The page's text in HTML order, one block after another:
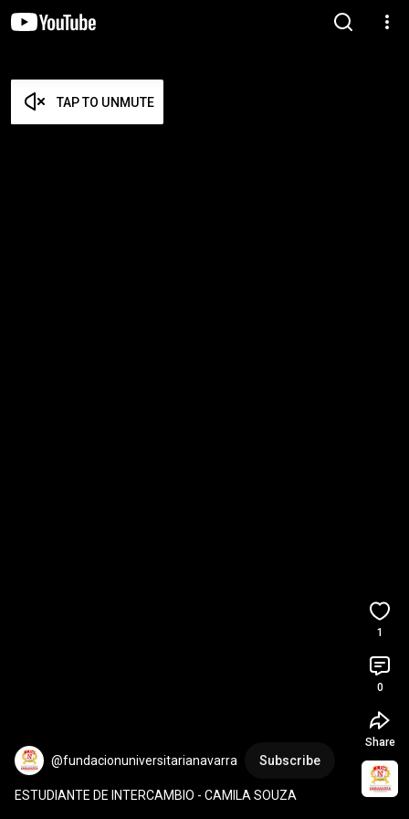
TAP TO UNMUTE
@fundacionuniversitarianavarra Subscribe
ESTUDIANTE DE INTERCAMBIO - CAMILA SOUZA
1
0
Share